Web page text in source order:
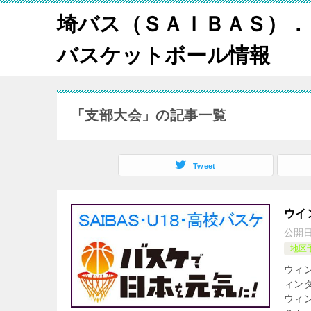
埼バス（ＳＡＩＢＡＳ）
バスケットボール情報
「支部大会」の記事一覧
Tweet
ウイ
公開
地区
ウィ
ィン
ウィ